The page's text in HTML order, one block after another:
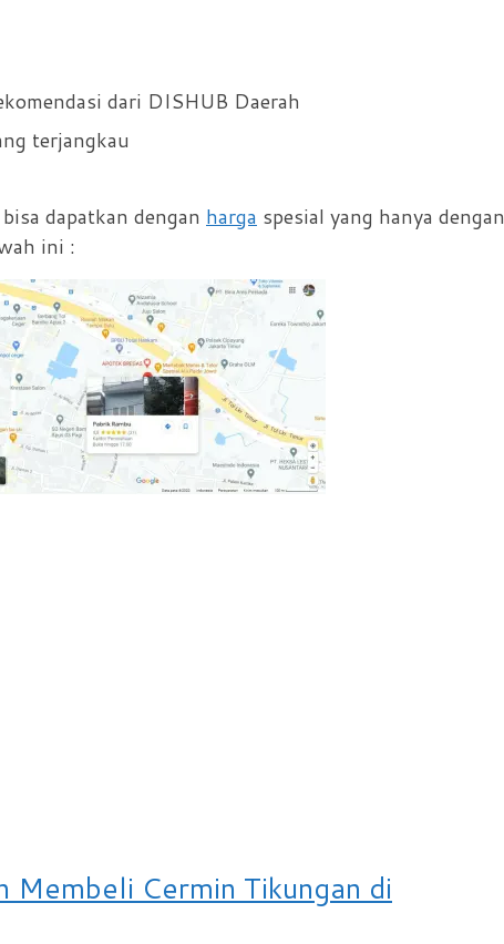
dari DISHUB Daerah
terjangkau
dapatkan dengan harga spesial yang hanya dengan
ini :
Membeli Cermin Tikungan di